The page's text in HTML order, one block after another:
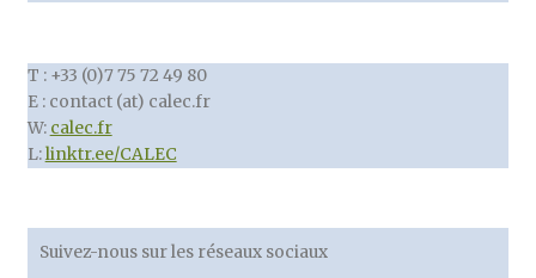
T : +33 (0)7 75 72 49 80
E : contact (at) calec.fr
W: calec.fr
L:linktr.ee/CALEC
Suivez-nous sur les réseaux sociaux